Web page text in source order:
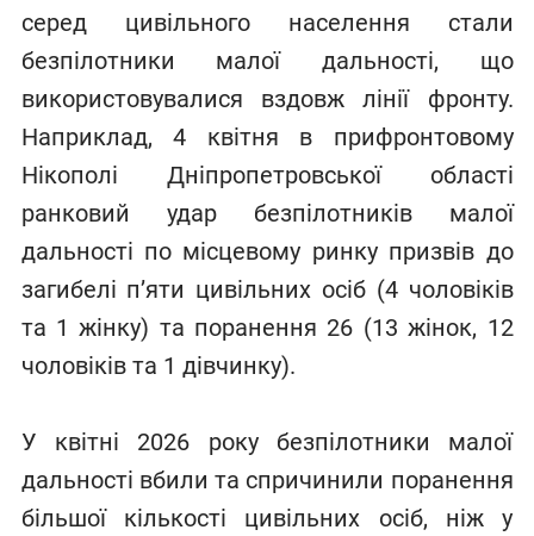
серед цивільного населення стали
безпілотники малої дальності, що
використовувалися вздовж лінії фронту.
Наприклад, 4 квітня в прифронтовому
Нікополі Дніпропетровської області
ранковий удар безпілотників малої
дальності по місцевому ринку призвів до
загибелі п’яти цивільних осіб (4 чоловіків
та 1 жінку) та поранення 26 (13 жінок, 12
чоловіків та 1 дівчинку).
У квітні 2026 року безпілотники малої
дальності вбили та спричинили поранення
більшої кількості цивільних осіб, ніж у